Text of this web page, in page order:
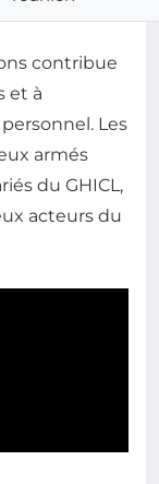
contribue
et à
Les
armés
du GHICL,
acteurs du